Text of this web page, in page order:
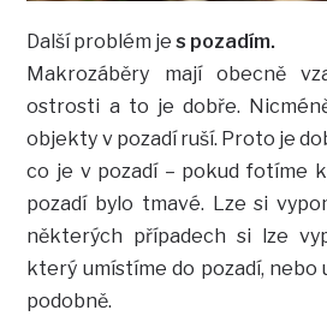
Další problém jes pozadím.
Makrozáběry mají obecně
ostrosti a to je dobře.
objekty v pozadí ruší. Proto je
co je v pozadí – pokud fotíme
pozadí bylo tmavé. Lze si
některých případech si lze
který umístíme do pozadí, nebo
podobně.